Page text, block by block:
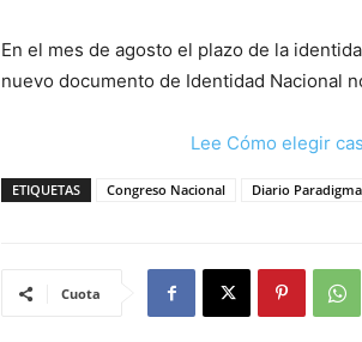
En el mes de agosto el plazo de la
nuevo documento de Identidad Nacional
Lee Cómo elegir
ETIQUETAS Congreso Nacional Diario Paradigma
Cuota